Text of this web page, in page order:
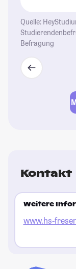
Quelle:
Befragung
Kontakt
Weitere
www.hs-